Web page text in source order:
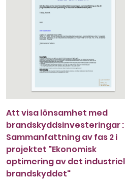
Att visa lönsamhet med
brandskyddsinvesteringar :
Sammanfattning av fas 2 i
projektet "Ekonomisk
optimering av det
brandskyddet"